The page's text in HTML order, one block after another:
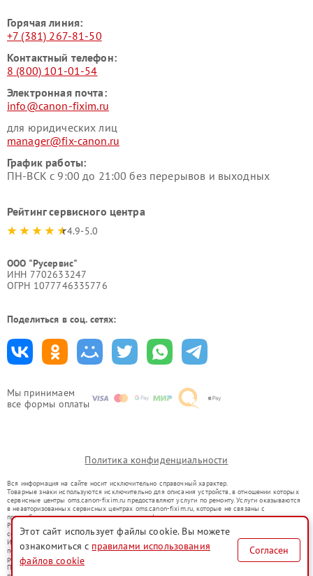
Мы принимаем
все формы оплаты
Горячая линия:
+7 (381) 267-81-50
Контактный телефон:
8 (800) 101-01-54
Электронная почта:
info@canon-fixim.ru
для юридических лиц
manager@fix-canon.ru
График работы:
ПН-ВСК с 9:00 до 21:00 без перерывов и выходных
Рейтинг сервисного центра
4.9-5.0
ООО "Русервис"
ИНН 7702633247
ОГРН 1077746335776
Поделиться в соц. сетях:
Политика конфиденциальности
Вся информация на сайте носит исключительно справочный характер.
Товарные знаки используются исключительно для описания устройств, в отношении которых
сервисные центры oms.canon-fixim.ru предоставляют услуги по ремонту. Услуги оказываются
в неавторизованных сервисных центрах oms.canon-fixim.ru, которые не связаны с
правообладателями товарных знаков или их официальными представителями.
Ремонт осуществляется для устройств, уже введенных в гражданский оборот в соответствии
со статьей 1487 ГК РФ.
Использование товарных знаков не преследует цели индивидуализации услуг или введения
потребителей в заблуждение, а служит для информирования о предоставляемых услугах по
ремонту техники указанных брендов.
Представленная на сайте информация не является публичной офертой, определяемой
Этот сайт использует файлы cookie. Вы можете
ознакомиться с правилами использования
файлов cookie
Согласен